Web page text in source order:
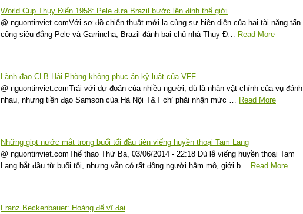
World Cup Thụy Điển 1958: Pele đưa Brazil bước lên đỉnh thế giới
@ nguontinviet.comVới sơ đồ chiến thuật mới lạ cùng sự hiện diện của hai tài năng tấn
công siêu đẳng Pele và Garrincha, Brazil đánh bại chủ nhà Thụy Đ…
Read More
Lãnh đạo CLB Hải Phòng không phục án kỷ luật của VFF
@ nguontinviet.comTrái với dự đoán của nhiều người, dù là nhân vật chính của vụ đánh
nhau, nhưng tiền đạo Samson của Hà Nội T&T chỉ phải nhận mức …
Read More
Những giọt nước mắt trong buổi tối đầu tiên viếng huyền thoại Tam Lang
@ nguontinviet.comThể thao Thứ Ba, 03/06/2014 - 22:18 Dù lễ viếng huyền thoại Tam
Lang bắt đầu từ buổi tối, nhưng vẫn có rất đông người hâm mộ, giới b…
Read More
Franz Beckenbauer: Hoàng đế vĩ đại